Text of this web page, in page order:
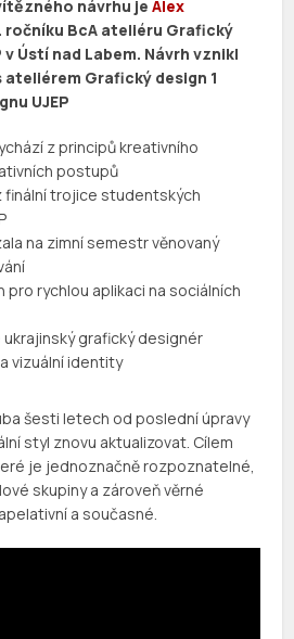
návrhu jeAlex
ročníku BcA ateliéru Grafický
v Ústí nad Labem. Návrh vznikl
Grafický design 1
UJEP
z principů kreativního
postupů
finální trojice studentských
na zimní semestr věnovaný
pro rychlou aplikaci na sociálních
ukrajinský grafický designér
vizuální identity
šesti letech od poslední úpravy
styl znovu aktualizovat. Cílem
je jednoznačně rozpoznatelné,
skupiny a zároveň věrné
a současné.